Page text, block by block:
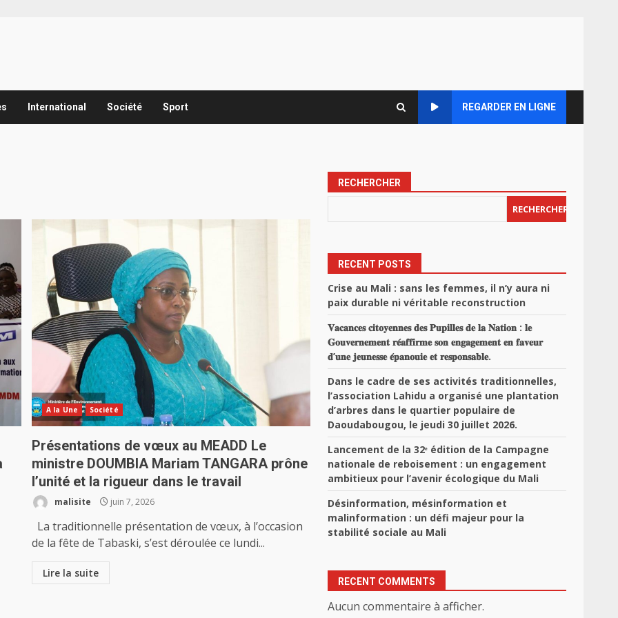
International Société Sport REGARDER EN LIGNE
A la Une Société
Présentations de vœux au MEADD Le
ministre DOUMBIA Mariam TANGARA prône
l’unité et la rigueur dans le travail
malisite juin 7, 2026
La traditionnelle présentation de vœux, à l’occasion
de la fête de Tabaski, s’est déroulée ce lundi...
Lire la suite
RECHERCHER
RECHERCHER
RECENT POSTS
Crise au Mali : sans les femmes, il n’y aura ni
paix durable ni véritable reconstruction
𝐕𝐚𝐜𝐚𝐧𝐜𝐞𝐬 𝐜𝐢𝐭𝐨𝐲𝐞𝐧𝐧𝐞𝐬 𝐝𝐞𝐬 𝐏𝐮𝐩𝐢𝐥𝐥𝐞𝐬 𝐝𝐞 𝐥𝐚 𝐍𝐚𝐭𝐢𝐨𝐧 : 𝐥𝐞
𝐆𝐨𝐮𝐯𝐞𝐫𝐧𝐞𝐦𝐞𝐧𝐭 𝐫𝐞́𝐚𝐟𝐟𝐢𝐫𝐦𝐞 𝐬𝐨𝐧 𝐞𝐧𝐠𝐚𝐠𝐞𝐦𝐞𝐧𝐭 𝐞𝐧 𝐟𝐚𝐯𝐞𝐮𝐫
𝐝’𝐮𝐧𝐞 𝐣𝐞𝐮𝐧𝐞𝐬𝐬𝐞 𝐞́𝐩𝐚𝐧𝐨𝐮𝐢𝐞 𝐞𝐭 𝐫𝐞𝐬𝐩𝐨𝐧𝐬𝐚𝐛𝐥𝐞.
Dans le cadre de ses activités traditionnelles,
l’association Lahidu a organisé une plantation
d’arbres dans le quartier populaire de
Daoudabougou, le jeudi 30 juillet 2026.
Lancement de la 32ᵉ édition de la Campagne
nationale de reboisement : un engagement
ambitieux pour l’avenir écologique du Mali
Désinformation, mésinformation et
malinformation : un défi majeur pour la
stabilité sociale au Mali
RECENT COMMENTS
Aucun commentaire à afficher.